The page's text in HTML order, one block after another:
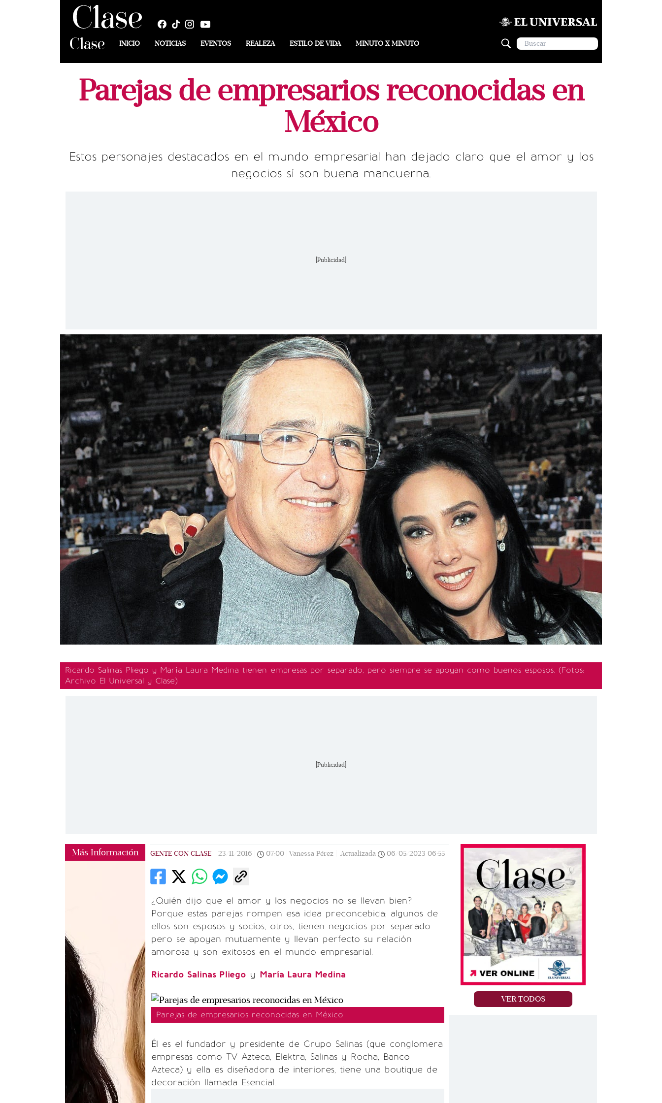
INICIO NOTICIAS EVENTOS REALEZA ESTILO DE VIDA MINUTO X MINUTO
Parejas de empresarios reconocidas en
México
Estos personajes destacados en el mundo empresarial han dejado claro que el amor y los
negocios sí son buena mancuerna.
[Publicidad]
Ricardo Salinas Pliego y María Laura Medina tienen empresas por separado, pero siempre se apoyan como buenos esposos. (Fotos:
Archivo El Universal y Clase)
[Publicidad]
Más Información GENTE CON CLASE 23/11/2016 07:00 Vanessa Pérez | Actualizada 06/05/2023 06:55
¿Quién dijo que el amor y los negocios no se llevan bien?
Porque estas parejas rompen esa idea preconcebida; algunos de
ellos son esposos y socios, otros, tienen negocios por separado
pero se apoyan mutuamente y llevan perfecto su relación
amorosa y son exitosos en el mundo empresarial.
Ricardo Salinas Pliego y María Laura Medina
Parejas de empresarios reconocidas en México
Él es el fundador y presidente de Grupo Salinas (que conglomera
empresas como TV Azteca, Elektra, Salinas y Rocha, Banco
Azteca) y ella es diseñadora de interiores, tiene una boutique de
decoración llamada Esencial.
VER TODOS